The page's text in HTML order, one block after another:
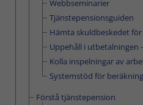
Webbseminarier
Tjänstepensionsguiden
Hämta skuldbeskedet
Uppehåll i utbetalningen
Kolla inspelningar av
Systemstöd för
Förstå tjänstepension